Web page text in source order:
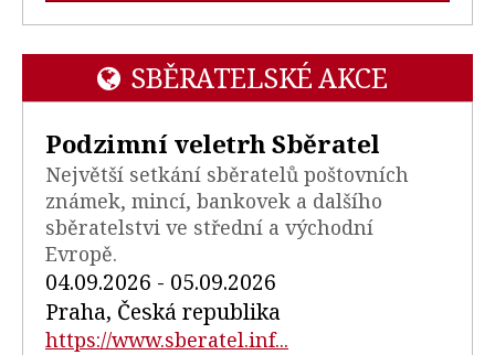
SBĚRATELSKÉ AKCE
Podzimní veletrh Sběratel
Největší setkání sběratelů poštovních
známek, mincí, bankovek a dalšího
sběratelstvi ve střední a východní
Evropě.
04.09.2026 - 05.09.2026
Praha, Česká republika
https://www.sberatel.inf...